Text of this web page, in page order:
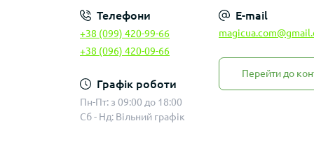
Телефони
+38 (099) 420-99-66
+38 (096) 420-09-66
Графік роботи
Пн-Пт: з 09:00 до 18:00
Сб - Нд: Вільний графік
E-mail
Перейти до